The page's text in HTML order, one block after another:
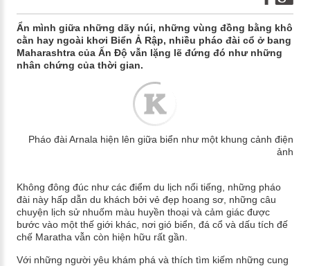
Ẩn mình giữa những dãy núi, những vùng đồng bằng khô
cằn hay ngoài khơi Biển Ả Rập, nhiều pháo đài cổ ở bang
Maharashtra của Ấn Độ vẫn lặng lẽ đứng đó như những
nhân chứng của thời gian.
Pháo đài Arnala hiện lên giữa biển như một khung cảnh điện
ảnh
Không đông đúc như các điểm du lịch nổi tiếng, những pháo
đài này hấp dẫn du khách bởi vẻ đẹp hoang sơ, những câu
chuyện lịch sử nhuốm màu huyền thoại và cảm giác được
bước vào một thế giới khác, nơi gió biển, đá cổ và dấu tích đế
chế Maratha vẫn còn hiện hữu rất gần.
Với những người yêu khám phá và thích tìm kiếm những cung